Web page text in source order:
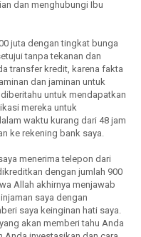
dan menghubungi Ibu
juta dengan tingkat bunga
tanpa tekanan dan
transfer kredit, karena fakta
dan jaminan untuk
untuk mendapatkan
mereka untuk
waktu kurang dari 48 jam
ke rekening bank saya.
menerima telepon dari
dengan jumlah 900
Allah akhirnya menjawab
saya dengan
saya keinginan hati saya.
akan memberi tahu Anda